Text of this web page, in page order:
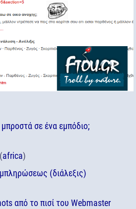
σε ένα εμπόδιο;
(africa)
(διάλεξις)
από το πισί του Webmaster